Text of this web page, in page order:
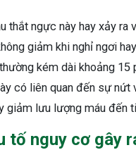
thắt ngực này hay xảy ra
giảm khi nghỉ ngơi
kém dài khoảng 15
có liên quan đến sự nứt
giảm lưu lượng máu đến
tố nguy cơ gây